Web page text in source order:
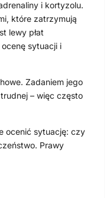
i kortyzolu.
które zatrzymują
lewy płat
sytuacji i
Zadaniem jego
– więc często
ocenić sytuację: czy
Prawy